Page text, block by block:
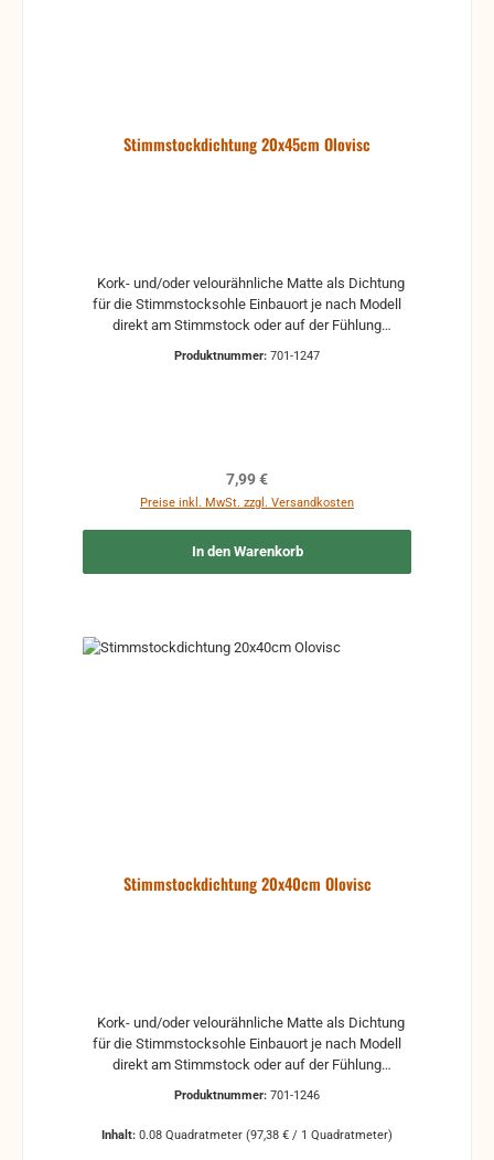
Stimmstockdichtung 20x45cm Olovisc
für die Stimmstocksohle Einbauort je nach Modell
direkt am Stimmstock oder auf der Fühlung
Produktnummer: 701-1247
Regulärer Preis:
7,99 €
Preise inkl. MwSt. zzgl. Versandkosten
In den Warenkorb
Stimmstockdichtung 20x40cm Olovisc
für die Stimmstocksohle Einbauort je nach Modell
direkt am Stimmstock oder auf der Fühlung
x 1500 mm)
Produktnummer: 701-1246
Inhalt: 0.08 Quadratmeter (97,38 € / 1 Quadratmeter)